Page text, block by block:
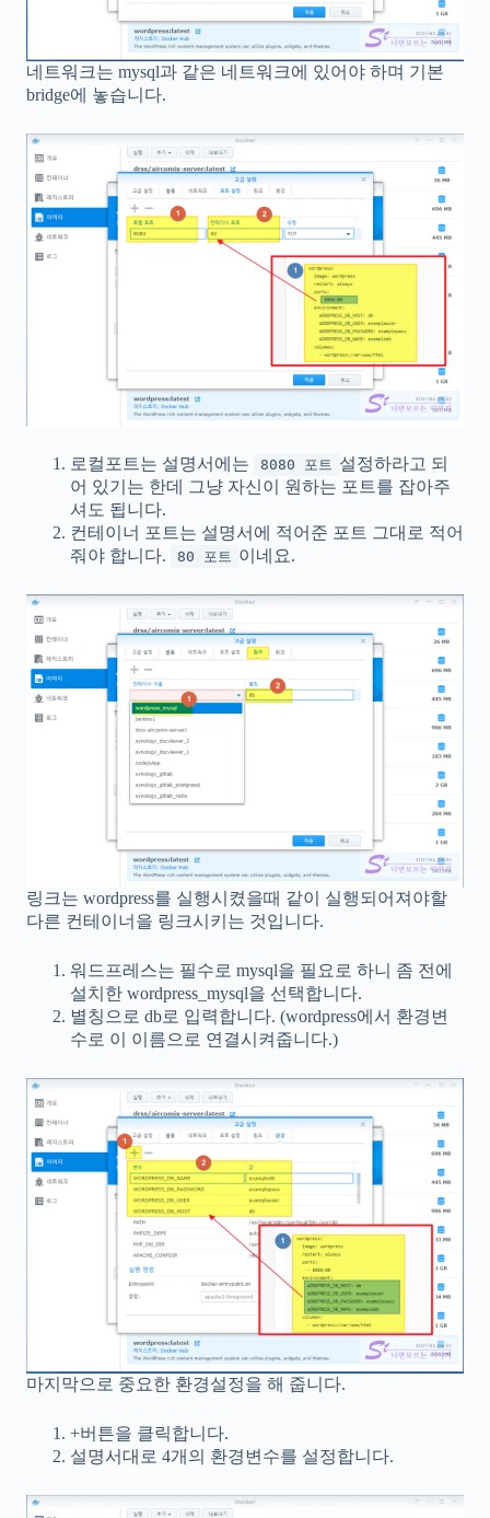
네트워크는 mysql과 같은 네트워크에 있어야 하며 기본
bridge에 놓습니다.
로컬포트는 설명서에는 8080 포트 설정하라고 되
어 있기는 한데 그냥 자신이 원하는 포트를 잡아주
셔도 됩니다.
컨테이너 포트는 설명서에 적어준 포트 그대로 적어
줘야 합니다.
80 포트 이네요.
링크는 wordpress를 실행시켰을때 같이 실행되어져야할
다른 컨테이너을 링크시키는 것입니다.
워드프레스는 필수로 mysql을 필요로 하니 좀 전에
설치한 wordpress_mysql을 선택합니다.
별칭으로 db로 입력합니다. (wordpress에서 환경변
수로 이 이름으로 연결시켜줍니다.)
마지막으로 중요한 환경설정을 해 줍니다.
+버튼을 클릭합니다.
설명서대로 4개의 환경변수를 설정합니다.